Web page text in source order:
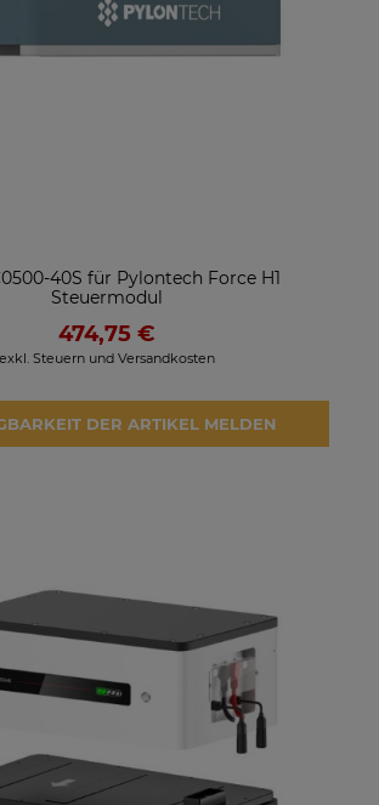
40S für Pylontech Force H1
Steuermodul
474,75 €
exkl. Steuern und Versandkosten
DER ARTIKEL MELDEN